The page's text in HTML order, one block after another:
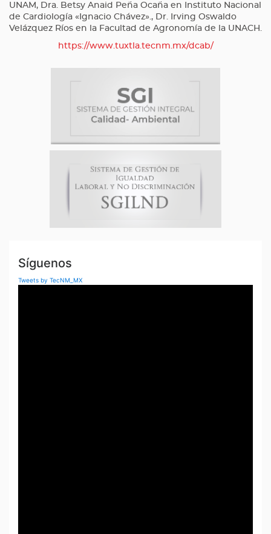
UNAM, Dra. Betsy Anaid Peña Ocaña en Instituto Nacional
de Cardiología «Ignacio Chávez»., Dr. Irving Oswaldo
Velázquez Ríos en la Facultad de Agronomía de la UNACH.
https://www.tuxtla.tecnm.mx/dcab/
Síguenos
Tweets by TecNM_MX